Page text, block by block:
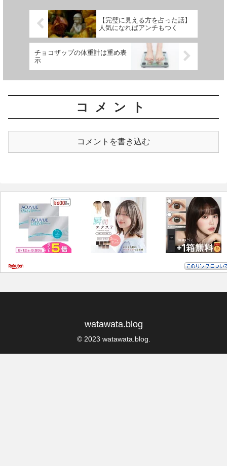
【完璧に見える方を占った話】
人気になればアンチもつく
チョコザップの体重計は重め表
示
コメント
コメントを書き込む
watawata.blog
© 2023 watawata.blog.